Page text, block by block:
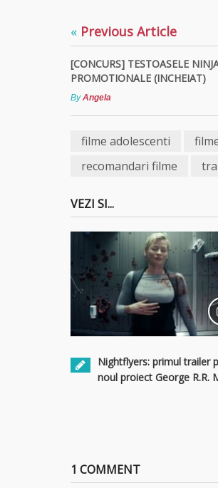
« Previous Article
[CONCURS] TESTOASELE
PROMOTIONALE (INCHEIAT)
ByAngela
filme adolescenti
recomandari filme
VEZI SI...
Nightflyers: primul trailer
noul proiect George R.R.
1 COMMENT